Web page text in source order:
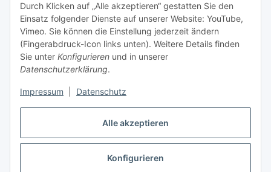
Alle akzeptieren
Konfigurieren
Durch Klicken auf „Alle akzeptieren“ gestatten Sie den
Einsatz folgender Dienste auf unserer Website: YouTube,
Vimeo. Sie können die Einstellung jederzeit ändern
(Fingerabdruck-Icon links unten). Weitere Details finden
Sie unter Konfigurieren und in unserer
Datenschutzerklärung.
Impressum Datenschutz
Gesetzliche Informationen
Starke Marken
GARTLER
Vertrag widerrufen